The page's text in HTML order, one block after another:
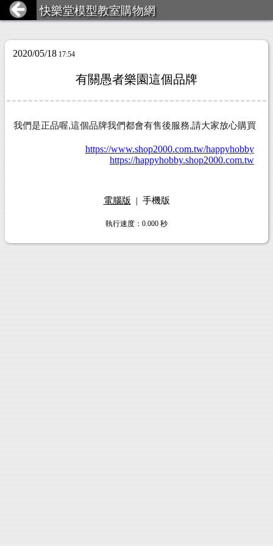
快樂堂模型教室購物網
2020/05/18 17:54
有關愚者樂園這個品牌
我們是正品喔,這個品牌我們都會有售後服務,請大家放心購買
https://www.shop2000.com.tw/happyhobby
https://happyhobby.shop2000.com.tw
電腦版 | 手機版
執行速度 ：0.000 秒